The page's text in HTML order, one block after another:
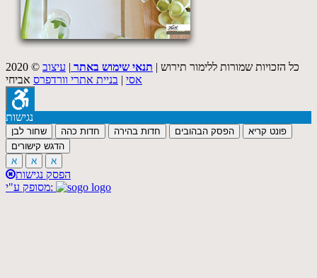
2020 © כל הזכויות שמורות ללימור תירוש | תנאי שימוש באתר | עיצוב
אסי | בניית אתרי וורדפרס אביחי
נגישות
שחור לבן חדות כהה חדות בהירה הפסק הבהובים
פונט קריא
הדגש קישורים
א
א א
הפסק נגישות
מסופק ע"י: